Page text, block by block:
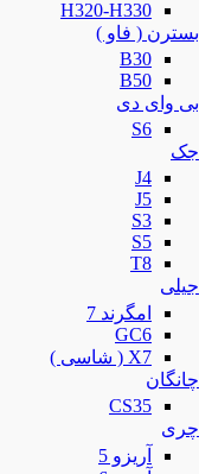
H320-H330
بسترن ( فاو )
B30
B50
بی وای دی
S6
جک
J4
J5
S3
S5
T8
جیلی
امگرند 7
GC6
X7 ( شاسی )
چانگان
CS35
چری
آریزو 5